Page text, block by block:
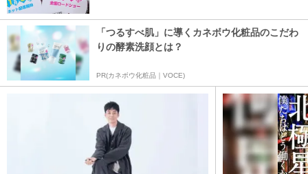
「つるすべ肌」に導くカネボウ化粧品のこだわ
りの酵素洗顔とは？
PR(カネボウ化粧品｜VOCE)